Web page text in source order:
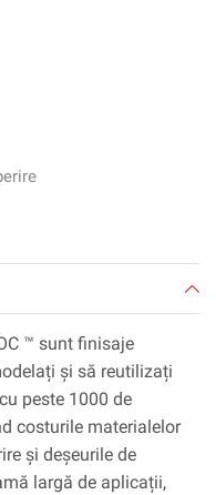
™ sunt finisaje
și să reutilizați
peste 1000 de
costurile materialelor
și deșeurile de
largă de aplicații,